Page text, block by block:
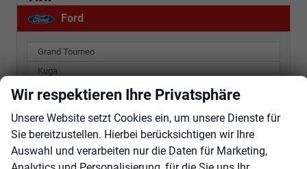
Ford
Grand Tourneo
Kuga
Tourneo Courier
Hyundai
Wir respektieren Ihre Privatsphäre
Unsere Website setzt Cookies ein, um unsere Dienste für
Sie bereitzustellen. Hierbei berücksichtigen wir Ihre
Auswahl und verarbeiten nur die Daten für Marketing,